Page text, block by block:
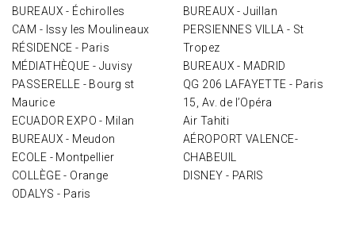
BUREAUX - Échirolles
CAM - Issy les Moulineaux
RÉSIDENCE - Paris
MÉDIATHÈQUE - Juvisy
PASSERELLE - Bourg st
Maurice
ECUADOR EXPO - Milan
BUREAUX - Meudon
ECOLE - Montpellier
COLLÈGE - Orange
ODALYS - Paris
BUREAUX - Juillan
PERSIENNES VILLA - St
Tropez
BUREAUX - MADRID
QG 206 LAFAYETTE - Paris
15, Av. de l’Opéra
Air Tahiti
AÉROPORT VALENCE-
CHABEUIL
DISNEY - PARIS